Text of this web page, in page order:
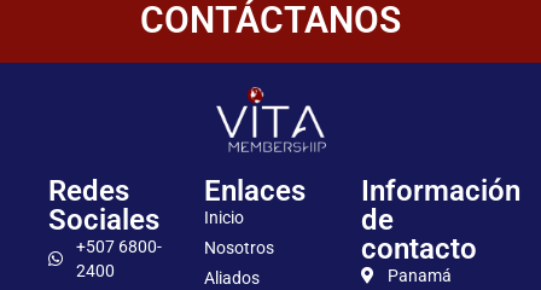
CONTÁCTANOS
Redes
Sociales
+507 6800-
2400
Enlaces
Inicio
Nosotros
Aliados
Información
de
contacto
Panamá